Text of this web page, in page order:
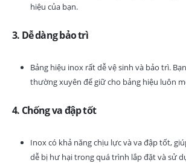
hiệu của bạn.
3. Dễ dàng bảo trì
Bảng hiệu inox rất dễ vệ sinh và bảo trì.
thường xuyên để giữ cho bảng hiệu luôn
4. Chống va đập tốt
Inox có khả năng chịu lực và va đập tốt,
dễ bị hư hại trong quá trình lắp đặt và sử